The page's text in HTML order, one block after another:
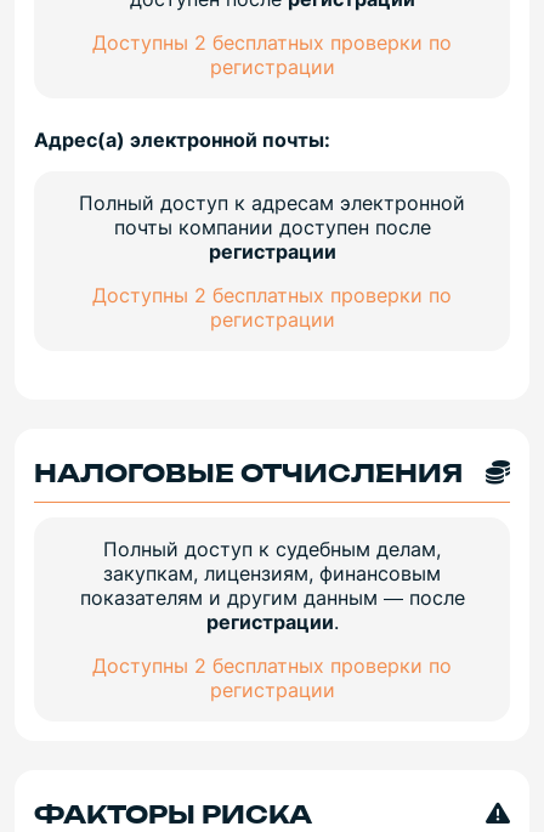
Доступны 2 бесплатных проверки по
регистрации
Адрес(а) электронной почты:
Полный доступ к адресам электронной
почты компании доступен после
регистрации
Доступны 2 бесплатных проверки по
регистрации
НАЛОГОВЫЕ ОТЧИСЛЕНИЯ
Полный доступ к судебным делам,
закупкам, лицензиям, финансовым
показателям и другим данным — после
регистрации.
Доступны 2 бесплатных проверки по
регистрации
ФАКТОРЫ РИСКА